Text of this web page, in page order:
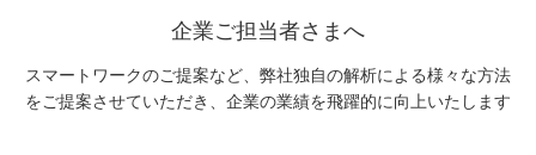
企業ご担当者さまへ
スマートワークのご提案など、弊社独自の解析による様々な方法
をご提案させていただき、企業の業績を飛躍的に向上いたします